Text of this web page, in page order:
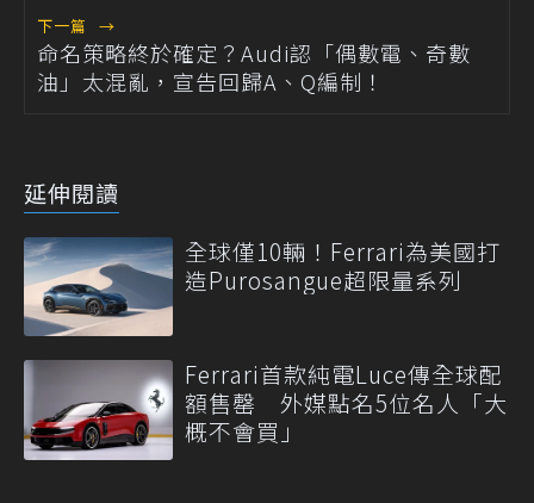
下一篇 →
命名策略終於確定？Audi認「偶數電、奇數
油」太混亂，宣告回歸A、Q編制！
延伸閱讀
全球僅10輛！Ferrari為美國打
造Purosangue超限量系列
Ferrari首款純電Luce傳全球配
額售罄 外媒點名5位名人「大
概不會買」